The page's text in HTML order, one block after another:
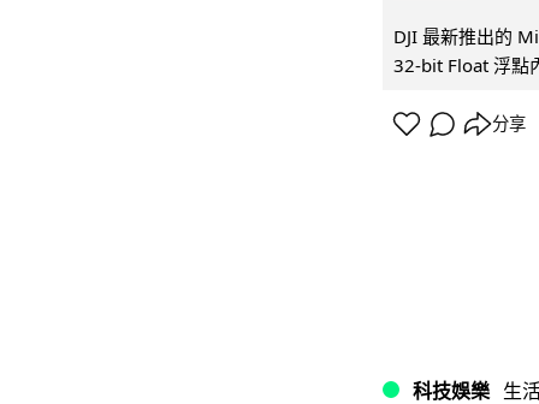
DJI 最新推出的
32-bit Float 浮點
分享
科技娛樂 生